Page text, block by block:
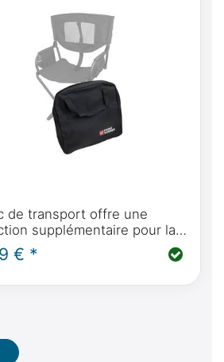
de transport offre une
supplémentaire pour la
de camping Front Runner
€ *